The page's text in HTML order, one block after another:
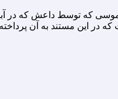
در این مستند به آن